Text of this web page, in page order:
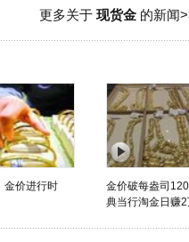
更多关于 现货金的新闻
金价进行时
金价破每盎司
典当行淘金日赚2